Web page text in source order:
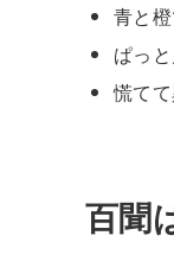
青と
ぱっ
慌て
百聞